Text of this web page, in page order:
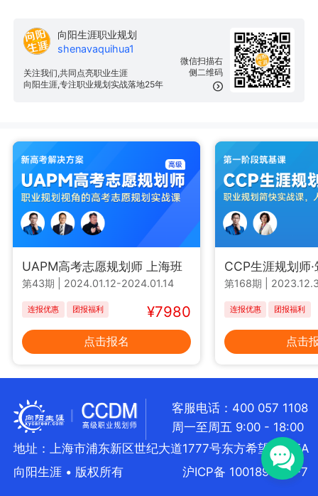
微信扫描右
侧二维码
向阳生涯职业规划
shenavaquihua1
关注我们,共同点亮职业生涯
向阳生涯,专注职业规划实战落地25年
UAPM高考志愿规划师 上海班
第43期 2024.01.12-2024.01.14
连报优惠 团报福利 ¥7980
点击报名
CCP生涯规划师
第168期
连报优惠 团报福利
点击
客服电话：400 057 1108
周一至周五 9:00 - 18:00
地址：上海市浦东新区世纪大道1777号东方希望大厦5A
向阳生涯 • 版权所有
沪ICP备 10018957号-7